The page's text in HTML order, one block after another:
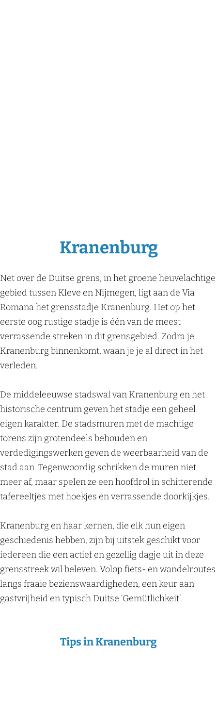
Kranenburg
Net over de Duitse grens, in het groene heuvelachtige
gebied tussen Kleve en Nijmegen, ligt aan de Via
Romana het grensstadje Kranenburg. Het op het
eerste oog rustige stadje is één van de meest
verrassende streken in dit grensgebied. Zodra je
Kranenburg binnenkomt, waan je je al direct in het
verleden.
De middeleeuwse stadswal van Kranenburg en het
historische centrum geven het stadje een geheel
eigen karakter. De stadsmuren met de machtige
torens zijn grotendeels behouden en
verdedigingswerken geven de weerbaarheid van de
stad aan. Tegenwoordig schrikken de muren niet
meer af, maar spelen ze een hoofdrol in schitterende
tafereeltjes met hoekjes en verrassende doorkijkjes.
Kranenburg en haar kernen, die elk hun eigen
geschiedenis hebben, zijn bij uitstek geschikt voor
iedereen die een actief en gezellig dagje uit in deze
grensstreek wil beleven. Volop fiets- en wandelroutes
langs fraaie bezienswaardigheden, een keur aan
gastvrijheid en typisch Duitse ‘Gemütlichkeit’.
Tips in Kranenburg